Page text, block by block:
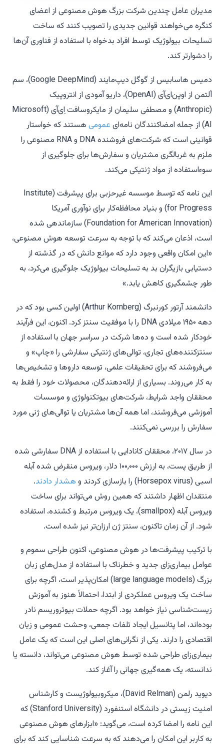
مدیران عامل چندین شرکت بزرگ هوش مصنوعی از اعضای
کنگره می‌خواهند قوانین جدیدی را تصویب کنند که ساخت
تسلیحات بیولوژیک توسط افراد بدخواه با استفاده از فناوری آن‌ها
را دشوارتر کند.
دمیس هاسابیس از گوگل دیپ‌مایند (Google DeepMind)، سم
آلتمن از اوپن‌ای‌آی (OpenAI)، داریو آمودی از انتروپیک
(Anthropic) و مصطفی سلیمان از مایکروسافت اِی‌آی (Microsoft
AI) از جمله امضاکنندگان نامه‌ای
عمومی هستند که خواستار
قوانینی است که شرکت‌های فروشنده DNA و RNA مصنوعی را
ملزم به غربالگری مشتریان و سفارش‌ها برای جلوگیری از
سوءاستفاده از مواد ژنتیکی می‌کند.
این نامه که توسط موسسه غیرحزبی برای پیشرفت (Institute
for Progress) و بنیاد محافظه‌کار برای نوآوری آمریکا
(Foundation for American Innovation) سازماندهی شده
است، اذعان می‌کند که با توجه به سرعت توسعه هوش مصنوعی،
«این امکان واقعی وجود دارد که موانع دانش که در گذشته از
دستیابی بازیگران بد به تسلیحات بیولوژیک جلوگیری می‌کرد، به
طور چشمگیری کاهش یابد.»
دانشمند آرتور کورنبرگ (Arthur Kornberg) اولین کسی بود که در
دهه ۱۹۵۰ میلادی DNA را با موفقیت سنتز کرد. اکنون، این فرآیند
خودکار شده است و ده‌ها شرکت در سراسر جهان با استفاده از
سنتزکننده‌های تجاری، توالی‌های ژنتیکی سفارشی را «چاپ» و
می‌فروشند که برای تحقیقات علمی، توسعه داروها و تشخیص‌ها
به کار می‌روند. بسیاری از ارائه‌دهندگان، محصولات خود را فقط به
محققان واجد شرایط، شرکت‌های بیوتکنولوژی و موسسات
آموزشی می‌فروشند، اما همه آن‌ها مشتریان یا توالی‌های ژنی مورد
سفارش را بررسی نمی‌کنند.
در سال ۲۰۱۷، محققان کانادایی با استفاده از DNA سفارشی شده
از طریق پست، به ارزش ۱۰۰,۰۰۰ دلار، ویروس منقرض شده آبله
اسبی (Horsepox virus) را بازسازی کردند و
هشدار دادند.
منتقدان اظهار داشتند که همین روش می‌تواند برای ساخت
ویروس آبله (smallpox)، یک ویروس مرتبط و کشنده، استفاده
شود. از آن زمان تاکنون، سنتز ژن ارزان‌تر نیز شده است.
با ترکیب پیشرفت‌ها در هوش مصنوعی، اکنون طراحی سموم و
عوامل بیماری‌زای جدید و خطرناک با استفاده از مدل‌های زبان
بزرگ (large language models) امکان‌پذیر است، اگرچه برای
ساخت یک ویروس عملکردی از ابتدا، احتمالاً هنوز به آموزش
زیست‌شناسی نیاز خواهد بود. اگرچه حملات بیوتروریسم نادر
بوده‌اند، اما پتانسیل ایجاد تلفات جمعی، وحشت عمومی و زیان
اقتصادی را دارند. یکی از نگرانی‌های اصلی این است که یک عامل
بیماری‌زای طراحی شده توسط هوش مصنوعی می‌تواند، دانسته یا
ندانسته، یک همه‌گیری جهانی را آغاز کند.
دیوید رلمن (David Relman)، میکروبیولوژیست و کارشناس
امنیت زیستی در دانشگاه استنفورد (Stanford University) که
این نامه را امضا کرده است، می‌گوید: «ابزارهای هوش مصنوعی
به کاربر این امکان را می‌دهند که به سرعت شناسایی کند که برای